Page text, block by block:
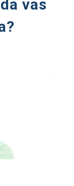
vas